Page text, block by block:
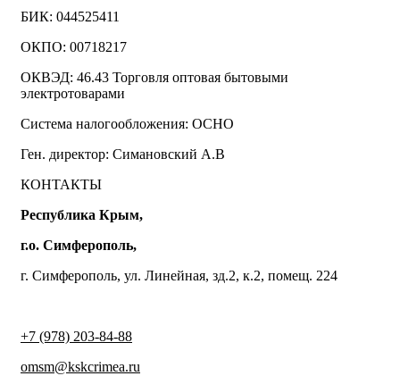
БИК: 044525411
ОКПО: 00718217
ОКВЭД: 46.43 Торговля оптовая бытовыми
электротоварами
Система налогообложения: ОСНО
Ген. директор: Симановский А.В
КОНТАКТЫ
Республика Крым,
г.о. Симферополь,
г. Симферополь, ул. Линейная, зд.2, к.2, помещ. 224
+7 (978) 203-84-88
omsm@kskcrimea.ru